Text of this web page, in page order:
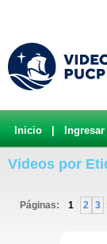
Inicio Ingresar
Videos por
Páginas: 1 2 3